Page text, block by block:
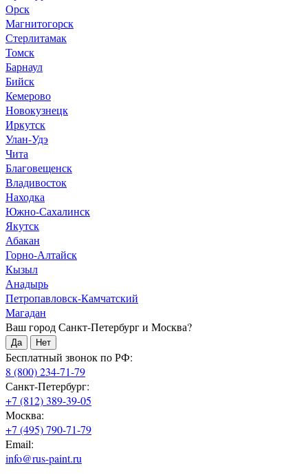
Орск
Магнитогорск
Стерлитамак
Томск
Барнаул
Бийск
Кемерово
Новокузнецк
Иркутск
Улан-Удэ
Чита
Благовещенск
Владивосток
Находка
Южно-Сахалинск
Якутск
Абакан
Горно-Алтайск
Кызыл
Анадырь
Петропавловск-Камчатский
Магадан
Ваш город Санкт-Петербург и Москва?
Да Нет
Бесплатный звонок по РФ:
8 (800) 234-71-79
Санкт-Петербург:
+7 (812) 389-39-05
Москва:
+7 (495) 790-71-79
Email:
info@rus-paint.ru